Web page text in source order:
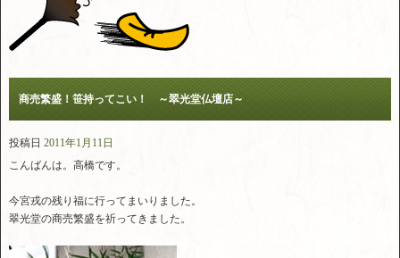
商売繁盛！笹持ってこい！ ～翠光堂仏壇店～
投稿日 2011年1月11日
こんばんは。高橋です。
今宮戎の残り福に行ってまいりました。
翠光堂の商売繁盛を祈ってきました。